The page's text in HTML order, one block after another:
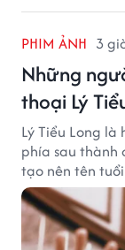
PHIM ẢNH 3
Những
thoại Lý
Lý Tiểu Long
phía sau
tạo nên tên